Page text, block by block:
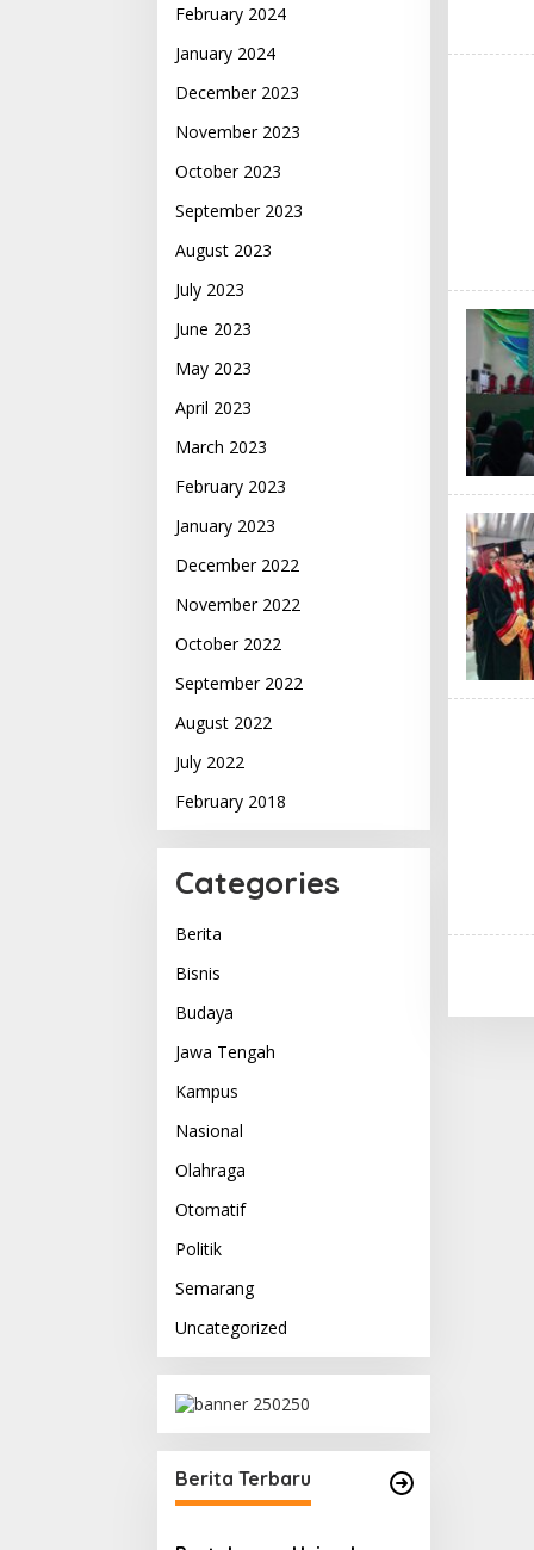
February 2024
January 2024
December 2023
November 2023
October 2023
September 2023
August 2023
July 2023
June 2023
May 2023
April 2023
March 2023
February 2023
January 2023
December 2022
November 2022
October 2022
September 2022
August 2022
July 2022
February 2018
Categories
Berita
Bisnis
Budaya
Jawa Tengah
Kampus
Nasional
Olahraga
Otomatif
Politik
Semarang
Uncategorized
Berita Terbaru